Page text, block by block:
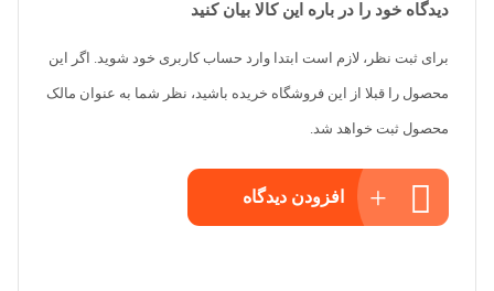
دیدگاه خود را در باره این کالا بیان کنید
برای ثبت نظر، لازم است ابتدا وارد حساب کاربری خود شوید. اگر این
محصول را قبلا از این فروشگاه خریده باشید، نظر شما به عنوان مالک
محصول ثبت خواهد شد.
افزودن دیدگاه